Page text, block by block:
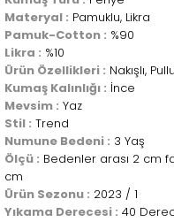
Materyal : Pamuklu, Likra
Pamuk-Cotton : %90
Likra : %10
Ürün Özellikleri : Nakışlı,
Kumaş Kalınlığı : İnce
Mevsim : Yaz
Stil : Trend
Numune Bedeni : 3 Yaş
Ölçü : Bedenler arası 2 cm
cm
Ürün Sezonu : 2023 / 1
Yıkama Derecesi : 40